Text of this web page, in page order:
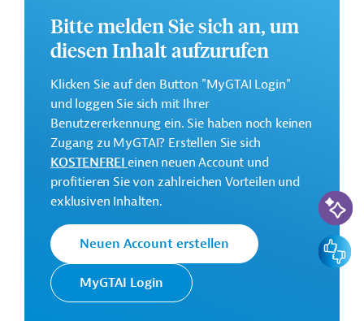
geplant.
Weitere Informationen zu dem Entwicklungsprojekt
finden Sie auf der
Webseite des FCDO
GTAI informiert über dasFCDO: Schwerpunkte,
Regularien und praktische Hinweise zur
Geschäftsanbahnung.
Geberbeitrag:
10,4 Millionen Pfund Sterling
Kontaktadresse
Bitte melden Sie sich an, um
diesen Inhalt aufzurufen
Klicken Sie auf den Button "MyGTAI Login"
und loggen Sie sich mit Ihrer
Benutzererkennung ein. Sie haben noch keinen
Zugang zu MyGTAI? Erstellen Sie sich
KOSTENFREIeinen neuen Account und
profitieren Sie von zahlreichen Vorteilen und
exklusiven Inhalten.
Neuen Account erstellen
MyGTAI Login
KI-